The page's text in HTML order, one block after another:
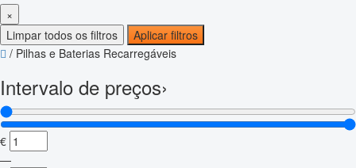
×
Limpar todos os filtros
Aplicar filtros
/ Pilhas e Baterias Recarregáveis
Intervalo de preços›
€
—